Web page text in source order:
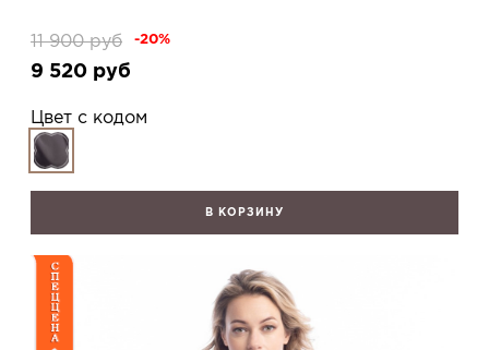
11 900 руб -20%
9 520 руб
Цвет с кодом
В КОРЗИНУ